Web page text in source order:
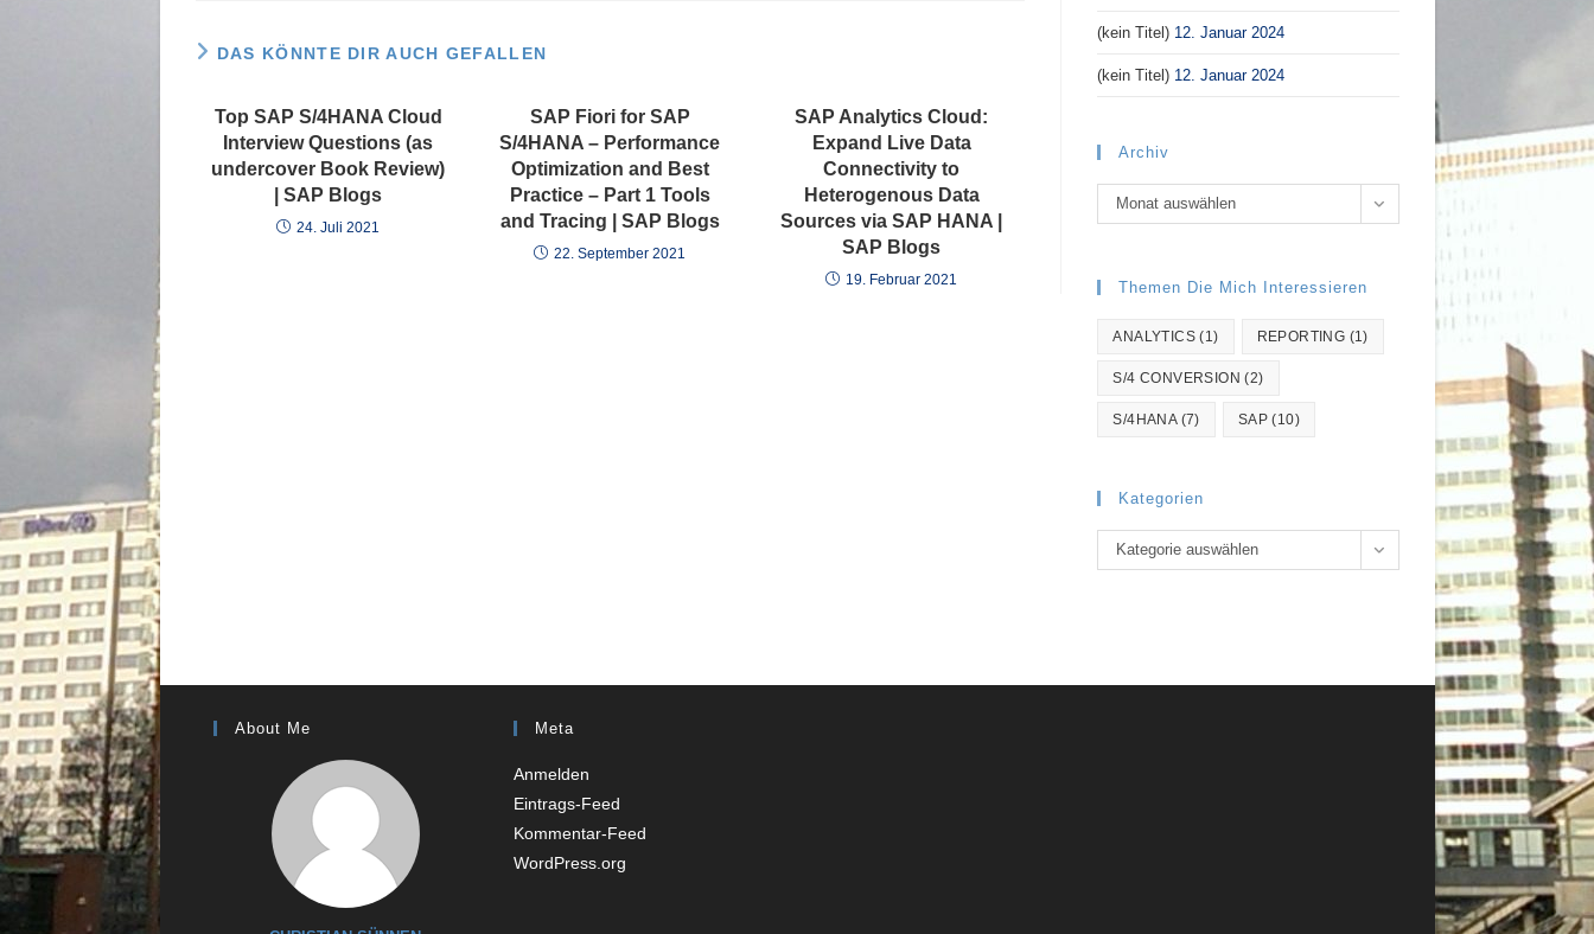
DAS KÖNNTE DIR AUCH GEFALLEN
Top SAP S/4HANA Cloud
Interview Questions (as
undercover Book Review)
| SAP Blogs
24. Juli 2021
SAP Fiori for SAP
S/4HANA – Performance
Optimization and Best
Practice – Part 1 Tools
and Tracing | SAP Blogs
22. September 2021
SAP Analytics Cloud:
Expand Live Data
Connectivity to
Heterogenous Data
Sources via SAP HANA |
SAP Blogs
19. Februar 2021
(kein Titel) 12. Januar 2024
(kein Titel) 12. Januar 2024
Archiv
Archiv
Monat auswählen
Themen Die Mich Interessieren
ANALYTICS(1) REPORTING (1)
S/4 CONVERSION (2)
S/4HANA(7) SAP(10)
Kategorien
Kategorien
Kategorie auswählen
About Me Meta
Anmelden
Eintrags-Feed
Kommentar-Feed
WordPress.org